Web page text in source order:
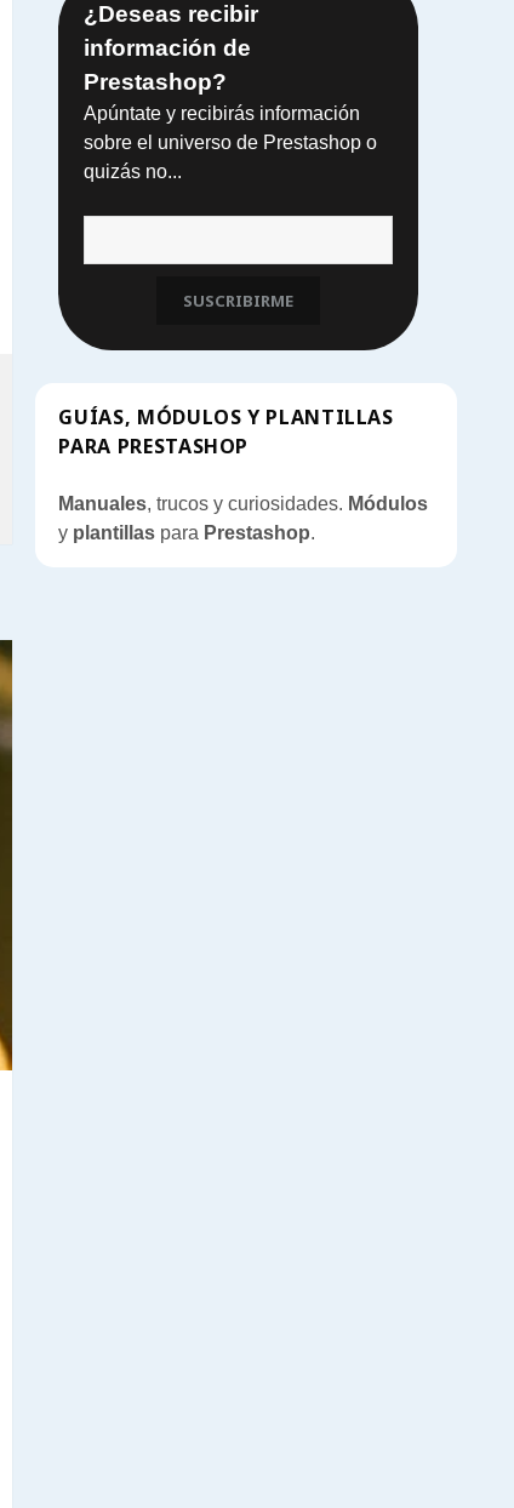
¿Deseas recibir
información de
Prestashop?
Apúntate y recibirás información
sobre el universo de Prestashop o
quizás no...
SUSCRIBIRME
GUÍAS, MÓDULOS Y PLANTILLAS
PARA PRESTASHOP
Manuales, trucos y curiosidades. Módulos
y plantillas para Prestashop.